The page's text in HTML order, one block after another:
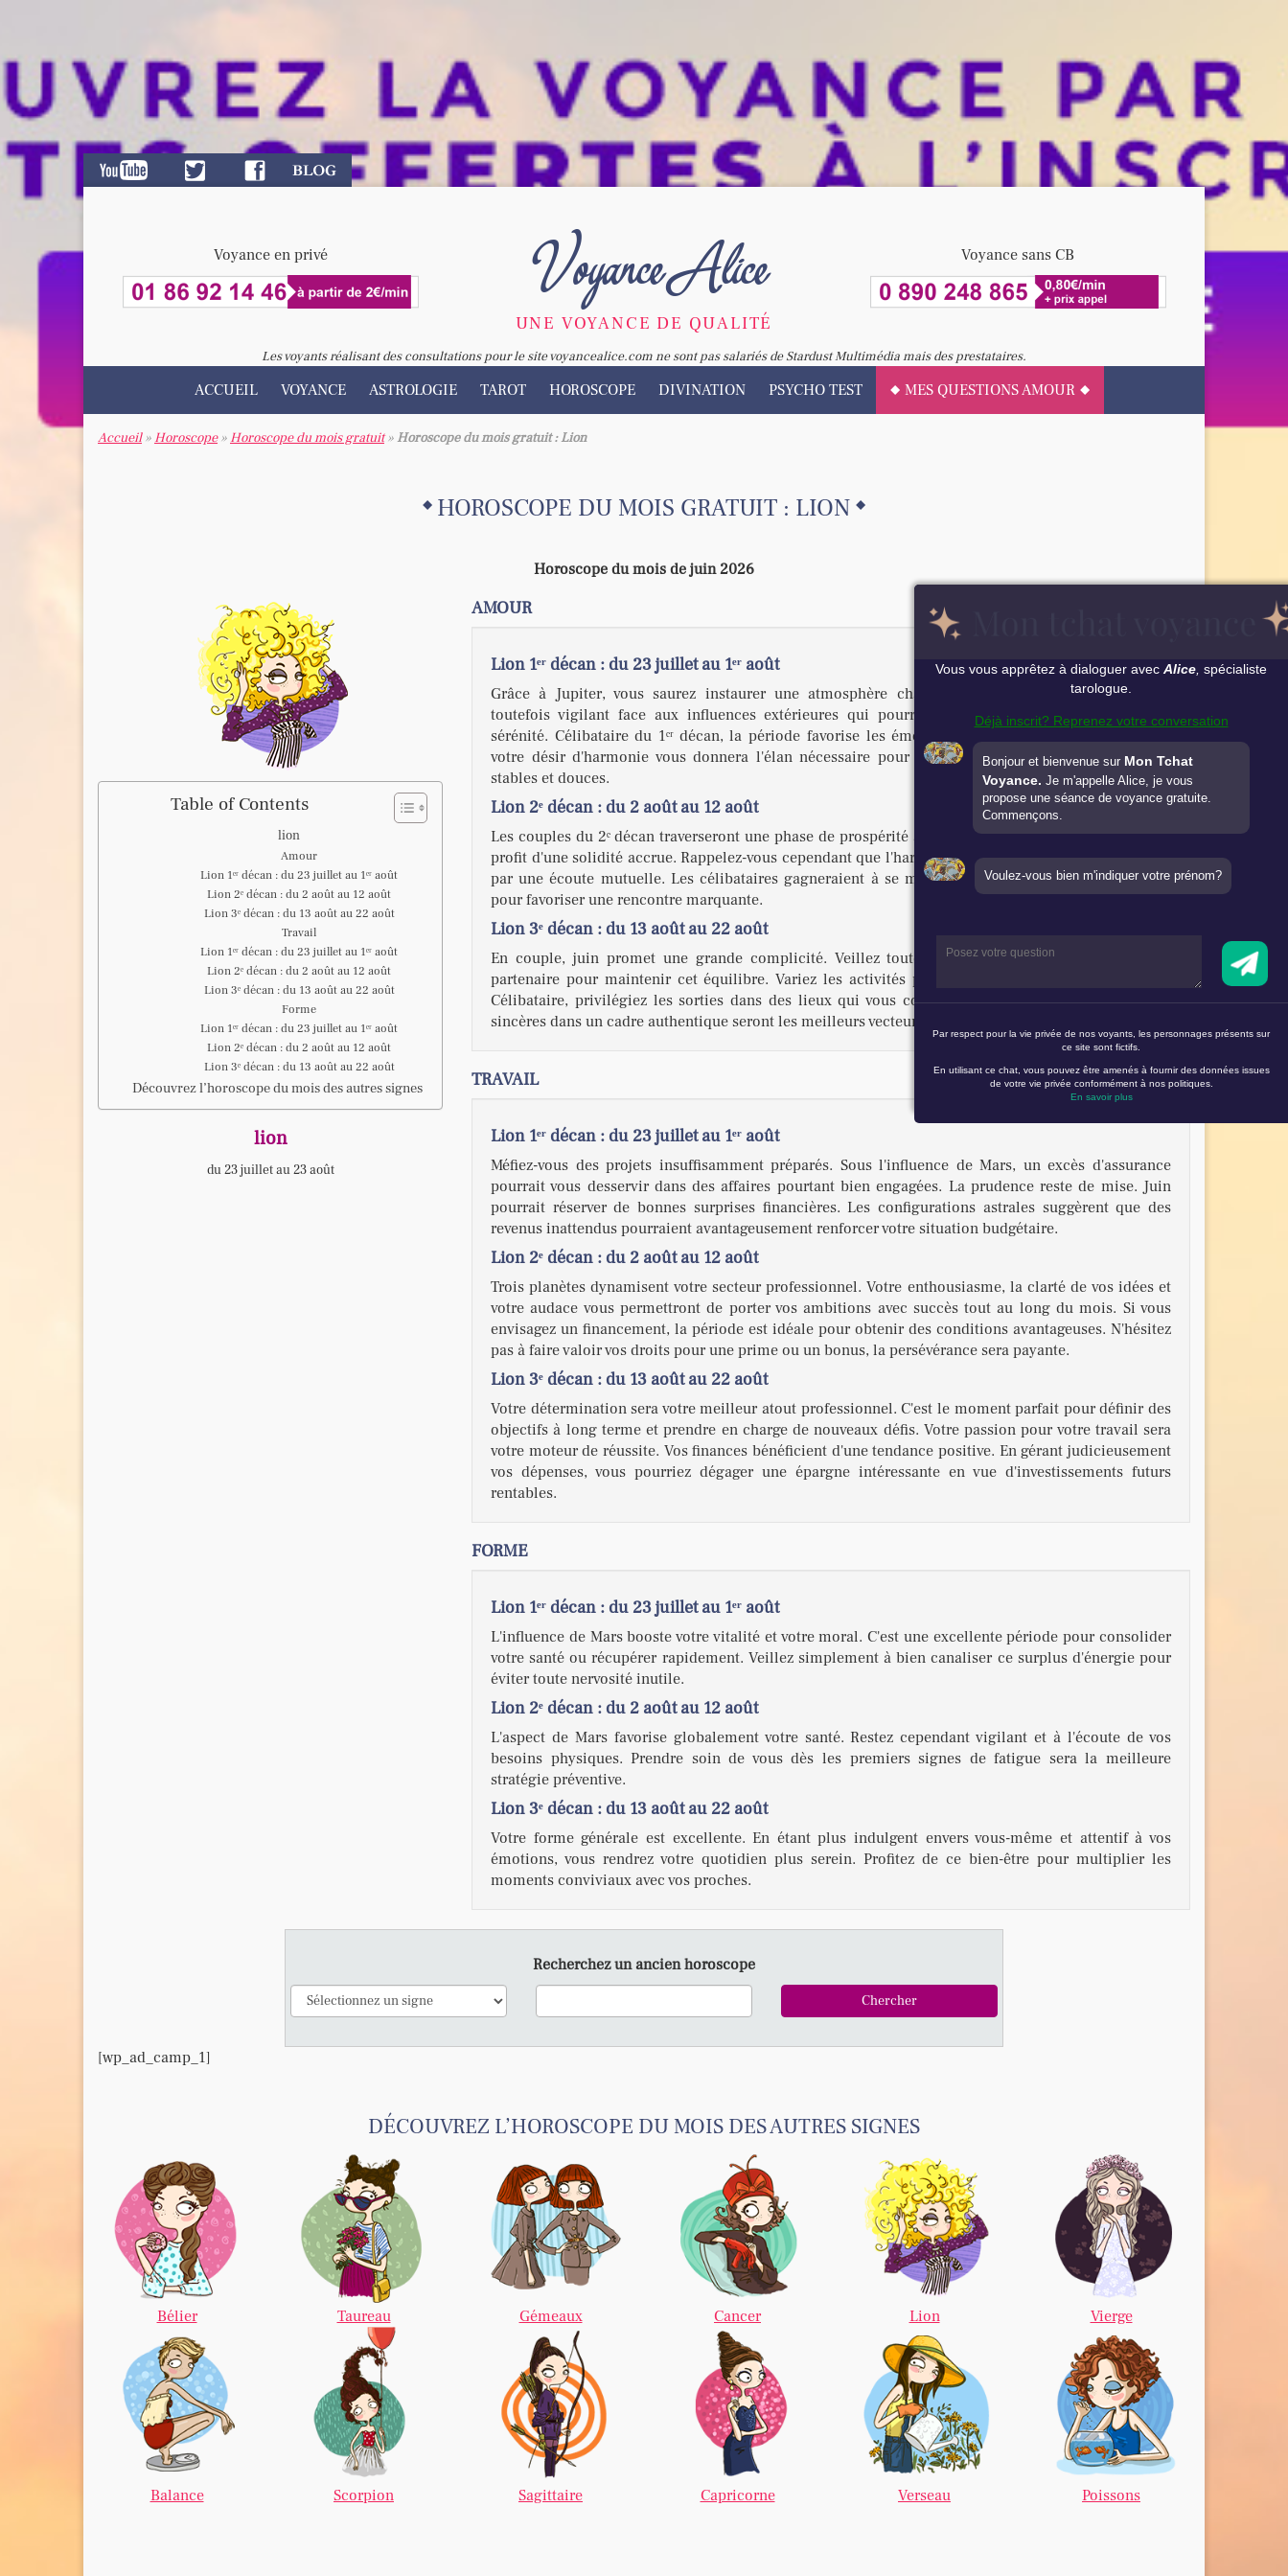
Voyance en privé Voyance Alice
UNE VOYANCE DE QUALITÉ
Voyance sans CB
Les voyants réalisant des consultations pour le site voyancealice.com ne sont pas salariés de Stardust Multimédia mais des prestataires.
ACCUEIL VOYANCE ASTROLOGIE TAROT HOROSCOPE DIVINATION PSYCHO TEST MES QUESTIONS AMOUR
Accueil» Horoscope» Horoscope du mois gratuit»Horoscope du mois gratuit : Lion
HOROSCOPE DU MOIS GRATUIT : LION
Horoscope du mois de juin 2026
Table of Contents
lion
Amour
Lion 1ᵉʳ décan : du 23 juillet au 1ᵉʳ août
Lion 2ᵉ décan : du 2 août au 12 août
Lion 3ᵉ décan : du 13 août au 22 août
Travail
Lion 1ᵉʳ décan : du 23 juillet au 1ᵉʳ août
Lion 2ᵉ décan : du 2 août au 12 août
Lion 3ᵉ décan : du 13 août au 22 août
Forme
Lion 1ᵉʳ décan : du 23 juillet au 1ᵉʳ août
Lion 2ᵉ décan : du 2 août au 12 août
Lion 3ᵉ décan : du 13 août au 22 août
Découvrez l’horoscope du mois des autres signes
lion
du 23 juillet au 23 août
AMOUR
Lion 1ᵉʳ décan : du 23 juillet au 1ᵉʳ août
Grâce à Jupiter, vous saurez instaurer une atmosphère chaleureuse dans votre couple. Restez
toutefois vigilant face aux influences extérieures qui pourraient temporairement troubler cette
sérénité. Célibataire du 1ᵉʳ décan, la période favorise les émotions sincères. Soutenu par Saturne,
votre désir d'harmonie vous donnera l'élan nécessaire pour construire des relations amoureuses
stables et douces.
Lion 2ᵉ décan : du 2 août au 12 août
Les couples du 2ᵉ décan traverseront une phase de prospérité affective. Les doutes s'estomperont au
profit d'une solidité accrue. Rappelez-vous cependant que l'harmonie durable se bâtit jour après jour
par une écoute mutuelle. Les célibataires gagneraient à se montrer plus ouverts aux opportunités
pour favoriser une rencontre marquante.
Lion 3ᵉ décan : du 13 août au 22 août
En couple, juin promet une grande complicité. Veillez toutefois à respecter le rythme de votre
partenaire pour maintenir cet équilibre. Variez les activités partagées pour nourrir votre relation.
Célibataire, privilégiez les sorties dans des lieux qui vous correspondent vraiment. Des échanges
sincères dans un cadre authentique seront les meilleurs vecteurs pour faire une rencontre de qualité.
TRAVAIL
Lion 1ᵉʳ décan : du 23 juillet au 1ᵉʳ août
Méfiez-vous des projets insuffisamment préparés. Sous l'influence de Mars, un excès d'assurance
pourrait vous desservir dans des affaires pourtant bien engagées. La prudence reste de mise. Juin
pourrait réserver de bonnes surprises financières. Les configurations astrales suggèrent que des
revenus inattendus pourraient avantageusement renforcer votre situation budgétaire.
Lion 2ᵉ décan : du 2 août au 12 août
Trois planètes dynamisent votre secteur professionnel. Votre enthousiasme, la clarté de vos idées et
votre audace vous permettront de porter vos ambitions avec succès tout au long du mois. Si vous
envisagez un financement, la période est idéale pour obtenir des conditions avantageuses. N'hésitez
pas à faire valoir vos droits pour une prime ou un bonus, la persévérance sera payante.
Lion 3ᵉ décan : du 13 août au 22 août
Votre détermination sera votre meilleur atout professionnel. C'est le moment parfait pour définir des
objectifs à long terme et prendre en charge de nouveaux défis. Votre passion pour votre travail sera
votre moteur de réussite. Vos finances bénéficient d'une tendance positive. En gérant judicieusement
vos dépenses, vous pourriez dégager une épargne intéressante en vue d'investissements futurs
rentables.
FORME
Lion 1ᵉʳ décan : du 23 juillet au 1ᵉʳ août
L'influence de Mars booste votre vitalité et votre moral. C'est une excellente période pour consolider
votre santé ou récupérer rapidement. Veillez simplement à bien canaliser ce surplus d'énergie pour
éviter toute nervosité inutile.
Lion 2ᵉ décan : du 2 août au 12 août
L'aspect de Mars favorise globalement votre santé. Restez cependant vigilant et à l'écoute de vos
besoins physiques. Prendre soin de vous dès les premiers signes de fatigue sera la meilleure
stratégie préventive.
Lion 3ᵉ décan : du 13 août au 22 août
Votre forme générale est excellente. En étant plus indulgent envers vous-même et attentif à vos
émotions, vous rendrez votre quotidien plus serein. Profitez de ce bien-être pour multiplier les
moments conviviaux avec vos proches.
Recherchez un ancien horoscope
[wp_ad_camp_1]
DÉCOUVREZ L’HOROSCOPE DU MOIS DES AUTRES SIGNES
Bélier Taureau Gémeaux Cancer Lion Vierge
Balance Scorpion Sagittaire Capricorne Verseau Poissons
Vous vous apprêtez à dialoguer avec Alice spécialiste
tarologue.
Déjà inscrit? Reprenez votre conversation
Bonjour et bienvenue sur Mon Tchat
Voyance. Je m'appelle Alice, je vous
propose une séance de voyance gratuite.
Commençons.
Voulez-vous bien m'indiquer votre prénom?
Par respect pour la vie privée de nos voyants, les personnages présents sur
ce site sont fictifs.
En utilisant ce chat, vous pouvez être amenés à fournir des données issues
de votre vie privée conformément à nos politiques.
En savoir plus